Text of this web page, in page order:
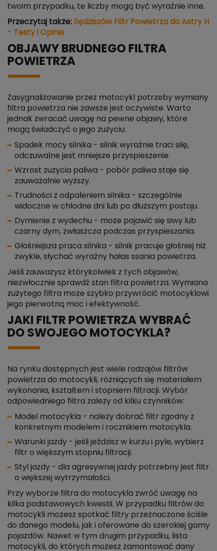
twoim przypadku, te liczby mogą być wyraźnie inne.
Przeczytaj także: Sędziszów Filtr Powietrza do Astry H
- Testy i Opinie
OBJAWY BRUDNEGO FILTRA
POWIETRZA
Zasygnalizowanie przez motocykl potrzeby wymiany
filtra powietrza nie zawsze jest oczywiste. Warto
jednak zwracać uwagę na pewne objawy, które
mogą świadczyć o jego zużyciu:
Spadek mocy silnika - silnik wyraźnie traci siłę,
odczuwalne jest mniejsze przyspieszenie.
Wzrost zużycia paliwa - pobór paliwa staje się
zauważalnie wyższy.
Trudności z odpaleniem silnika - szczególnie
widoczne w chłodne dni lub po dłuższym postoju.
Dymienie z wydechu - może pojawić się siwy lub
czarny dym, zwłaszcza podczas przyspieszania.
Głośniejsza praca silnika - silnik pracuje głośniej niż
zwykle, słychać wyraźny hałas ssania powietrza.
Jeśli zauważysz którykolwiek z tych objawów,
niezwłocznie sprawdź stan filtra powietrza. Wymiana
zużytego filtra może szybko przywrócić motocyklowi
jego pierwotną moc i efektywność.
JAKI FILTR POWIETRZA WYBRAĆ
DO SWOJEGO MOTOCYKLA?
Na rynku dostępnych jest wiele rodzajów filtrów
powietrza do motocykli, różniących się materiałem
wykonania, kształtem i stopniem filtracji. Wybór
odpowiedniego filtra zależy od kilku czynników:
Model motocykla - należy dobrać filtr zgodny z
konkretnym modelem i rocznikiem motocykla.
Warunki jazdy - jeśli jeździsz w kurzu i pyle, wybierz
filtr o większym stopniu filtracji.
Styl jazdy - dla agresywnej jazdy potrzebny jest filtr
o większej wytrzymałości.
Przy wyborze filtra do motocykla zwróć uwagę na
kilka podstawowych kwestii. W przypadku filtrów do
motocykli możesz spotkać filtry przeznaczone ściśle
do danego modelu, jak i oferowane do szerokiej gamy
pojazdów. Nawet w tym drugim przypadku, lista
motocykli, do których możesz zamontować dany